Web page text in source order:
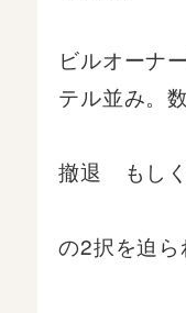
ビルオーナ
テル並み。
撤退 もし
の2択を迫